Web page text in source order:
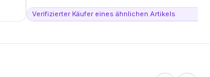
Verifizierter Käufer eines ähnlichen Artikels